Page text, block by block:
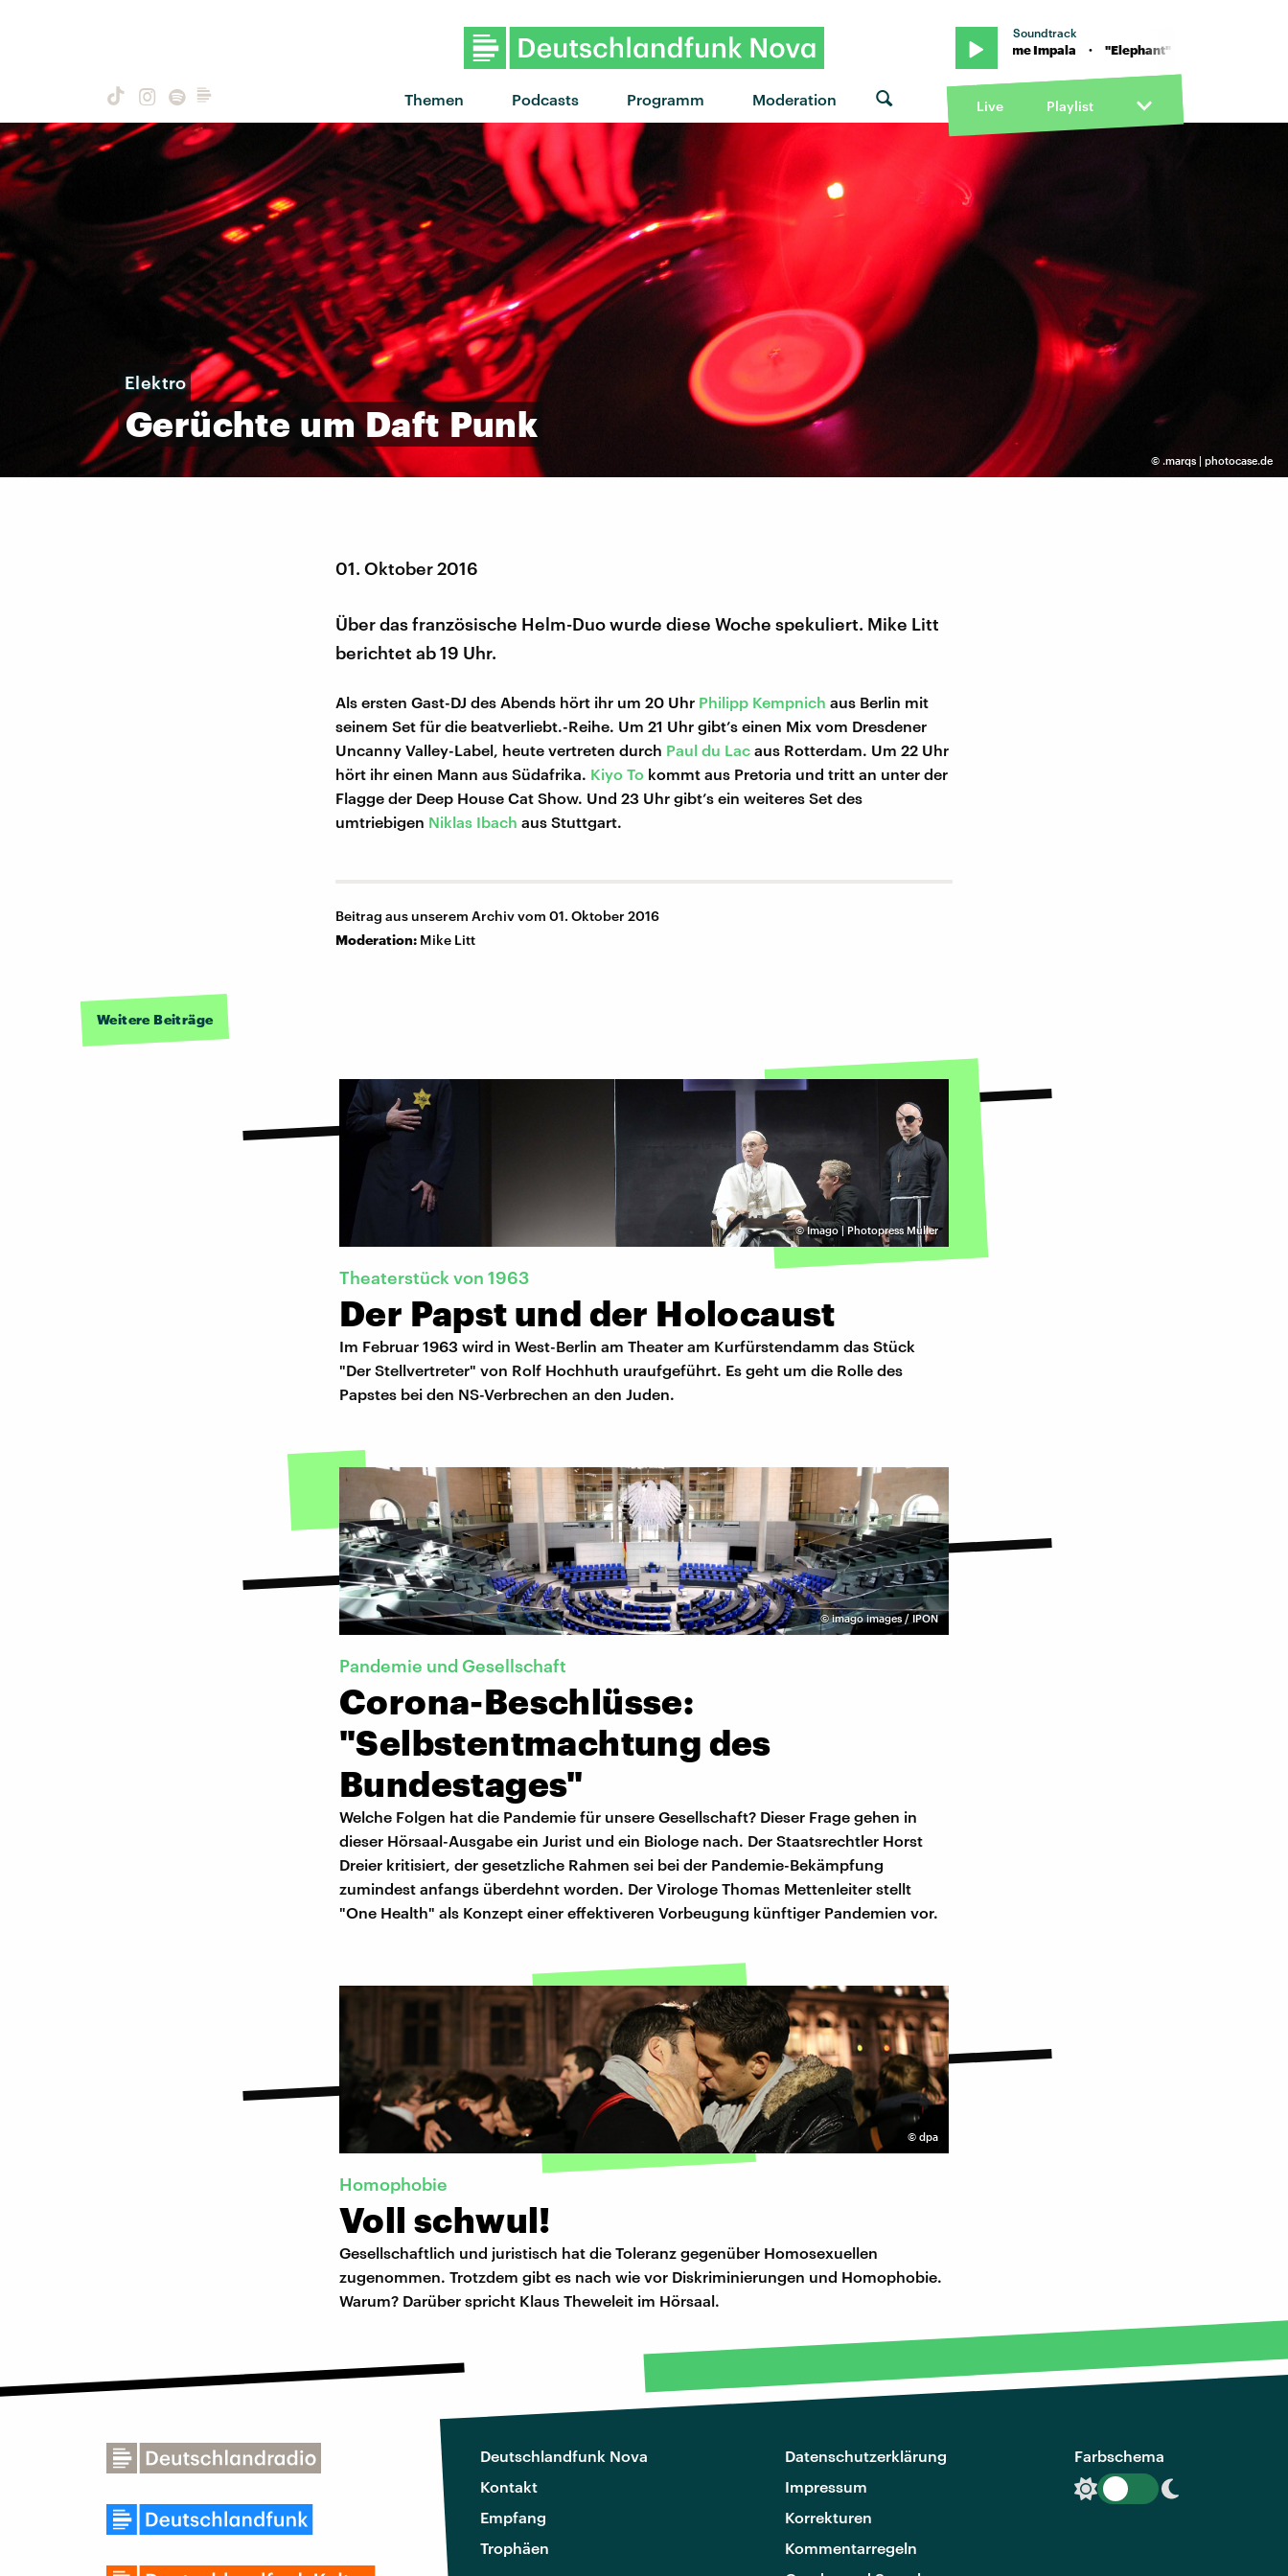
Themen Podcasts Programm Moderation
Soundtrack
"Elephant" von Tame Impala · "Elephant" von Tame Impala · "Elephant" von Tame Impala
Live Playlist
© .marqs | photocase.de
Elektro
Gerüchte um Daft Punk
01. Oktober 2016
Über das französische Helm-Duo wurde diese Woche spekuliert. Mike Litt
berichtet ab 19 Uhr.
Als ersten Gast-DJ des Abends hört ihr um 20 Uhr Philipp Kempnich aus Berlin mit
seinem Set für die beatverliebt.-Reihe. Um 21 Uhr gibt’s einen Mix vom Dresdener
Uncanny Valley-Label, heute vertreten durch Paul du Lac aus Rotterdam. Um 22 Uhr
hört ihr einen Mann aus Südafrika. Kiyo To kommt aus Pretoria und tritt an unter der
Flagge der Deep House Cat Show. Und 23 Uhr gibt’s ein weiteres Set des
umtriebigen Niklas Ibach aus Stuttgart.
Beitrag aus unserem Archiv vom 01. Oktober 2016
Moderation: Mike Litt
Weitere Beiträge
©Imago | Photopress Müller
Theaterstück von 1963
Der Papst und der Holocaust
Im Februar 1963 wird in West-Berlin am Theater am Kurfürstendamm das Stück
"Der Stellvertreter" von Rolf Hochhuth uraufgeführt. Es geht um die Rolle des
Papstes bei den NS-Verbrechen an den Juden.
©imago images / IPON
Pandemie und Gesellschaft
Corona-Beschlüsse:
"Selbstentmachtung des
Bundestages"
Welche Folgen hat die Pandemie für unsere Gesellschaft? Dieser Frage gehen in
dieser Hörsaal-Ausgabe ein Jurist und ein Biologe nach. Der Staatsrechtler Horst
Dreier kritisiert, der gesetzliche Rahmen sei bei der Pandemie-Bekämpfung
zumindest anfangs überdehnt worden. Der Virologe Thomas Mettenleiter stellt
"One Health" als Konzept einer effektiveren Vorbeugung künftiger Pandemien vor.
© dpa
Homophobie
Voll schwul!
Gesellschaftlich und juristisch hat die Toleranz gegenüber Homosexuellen
zugenommen. Trotzdem gibt es nach wie vor Diskriminierungen und Homophobie.
Warum? Darüber spricht Klaus Theweleit im Hörsaal.
Deutschlandfunk Nova
Kontakt
Empfang
Trophäen
Datenschutzerklärung
Impressum
Korrekturen
Kommentarregeln
Farbschema